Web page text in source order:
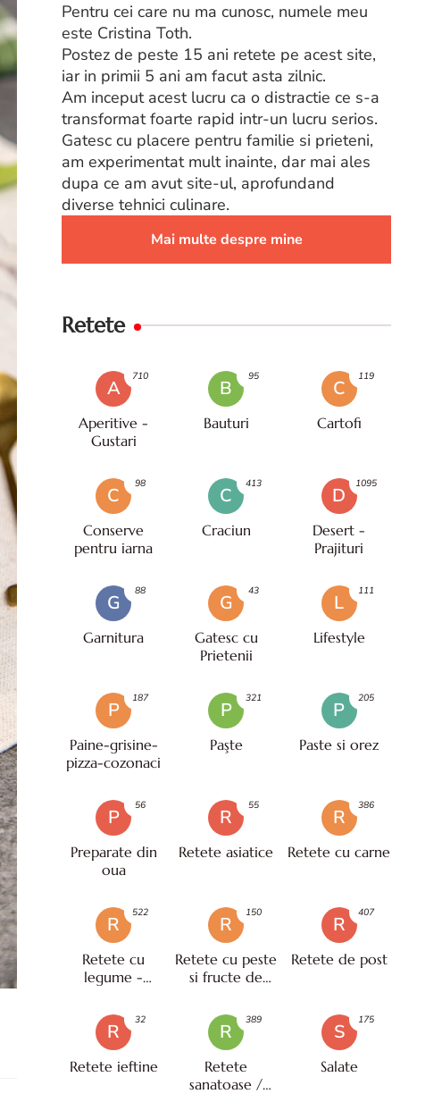
Pentru cei care nu ma cunosc, numele meu
este Cristina Toth.
Postez de peste 15 ani retete pe acest site,
iar in primii 5 ani am facut asta zilnic.
Am inceput acest lucru ca o distractie ce s-a
transformat foarte rapid intr-un lucru serios.
Gatesc cu placere pentru familie si prieteni,
am experimentat mult inainte, dar mai ales
dupa ce am avut site-ul, aprofundand
diverse tehnici culinare.
Mai multe despre mine
Retete
A
Aperitive -
Gustari
710
B
Bauturi
95
C
Cartofi
119
C
Conserve
pentru iarna
98
C
Craciun
413
D
Desert -
Prajituri
1095
G
Garnitura
88
G
Gatesc cu
Prietenii
43
L
Lifestyle
111
P
Paine-grisine-
pizza-cozonaci
187
P
Paşte
321
P
Paste si orez
205
P
Preparate din
oua
56
R
Retete asiatice
55
R
Retete cu carne
386
R
Retete cu
legume -
522
R
Retete cu peste
si fructe de
150
R
Retete de post
407
R
Retete ieftine
32
R
Retete
sanatoase /
389
S
Salate
175